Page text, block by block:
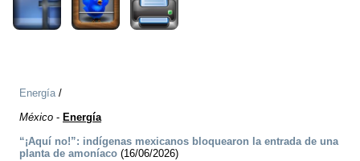
Energía/
México - Energía
“¡Aquí no!”: indígenas mexicanos bloquearon la entrada de una
planta de amoníaco (16/06/2026)